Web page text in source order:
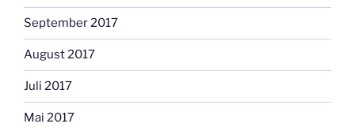
September 2017
August 2017
Juli 2017
Mai 2017